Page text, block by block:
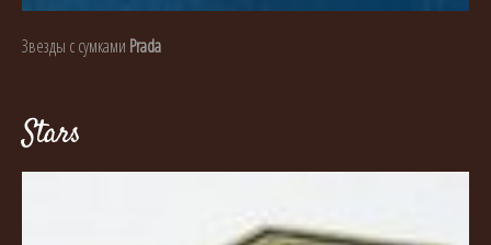
Звезды с сумками Prada
Stars